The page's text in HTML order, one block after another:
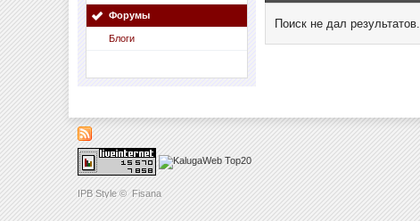
IPB Style © Fisana
Форумы
Блоги
Поиск не дал результатов.